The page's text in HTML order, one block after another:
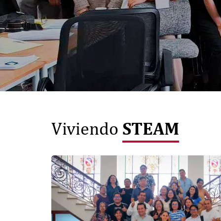
Viviendo STEAM